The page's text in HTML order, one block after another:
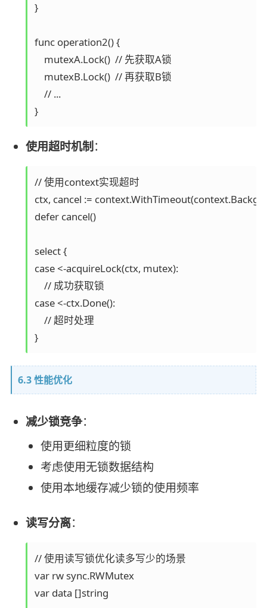
}
func operation2() {
    mutexA.Lock()  // 先获取A锁
    mutexB.Lock()  // 再获取B锁
    // ...
}
使用超时机制：
// 使用context实现超时
ctx, cancel :=
defer cancel()
select {
case <-acquireLock(ctx, mutex):
    // 成功获取锁
case <-ctx.Done():
    // 超时处理
}
6.3 性能优化
减少锁竞争：
使用更细粒度的锁
考虑使用无锁数据结构
使用本地缓存减少锁的使用频率
读写分离：
// 使用读写锁优化读多写少的场景
var rw sync.RWMutex
var data []string